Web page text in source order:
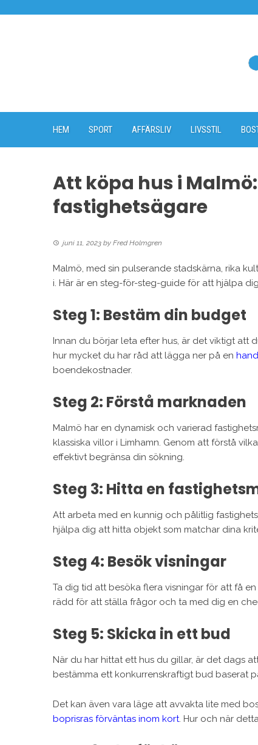
HEM SPORT AFFÄRSLIV LIVSSTIL
Att köpa hus i
fastighetsägare
juni 11, 2023 by Fred Holmgren
Malmö, med sin pulserande stadskärna, rika
i. Här är en steg-för-steg-guide för att hjälpa
Steg 1: Bestäm din budget
Innan du börjar leta efter hus, är det viktigt att
hur mycket du har råd att lägga ner på en
boendekostnader.
Steg 2: Förstå marknaden
Malmö har en dynamisk och varierad
klassiska villor i Limhamn. Genom att förstå
effektivt begränsa din sökning.
Steg 3: Hitta en
Att arbeta med en kunnig och pålitlig
hjälpa dig att hitta objekt som matchar dina
Steg 4: Besök visningar
Ta dig tid att besöka flera visningar för att få
rädd för att ställa frågor och ta med dig en
Steg 5: Skicka in ett bud
När du har hittat ett hus du gillar, är det dags
bestämma ett konkurrenskraftigt bud baserat
Det kan även vara läge att avvakta lite med
boprisras förväntas inom kort. Hur och när